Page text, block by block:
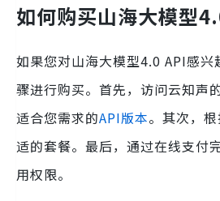
如何购买山海大模型
如果您对山海大模型4.0 API感兴
骤进行购买。首先，访问云知声
适合您需求的API版本。其次，
适的套餐。最后，通过在线支付
用权限。